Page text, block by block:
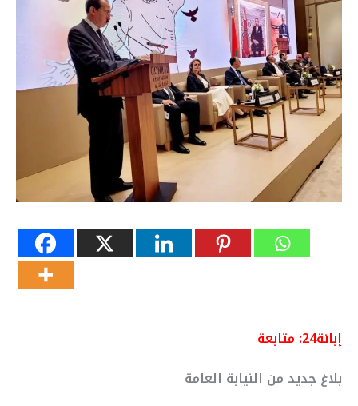
إبانة24: متابعة
بلاغ جديد من النيابة العامة